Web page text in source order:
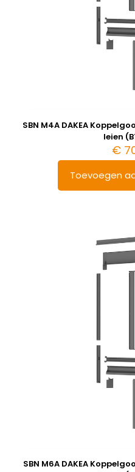
SBN M4A DAKEA
leien
€
Toevoegen
SBN M6A DAKEA